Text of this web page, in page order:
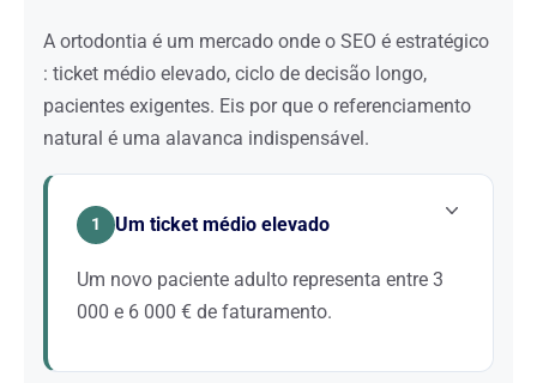
A ortodontia é um mercado onde o SEO é estratégico
: ticket médio elevado, ciclo de decisão longo,
pacientes exigentes. Eis por que o referenciamento
natural é uma alavanca indispensável.
1 Um ticket médio elevado
Um novo paciente adulto representa entre 3
000 e 6 000 € de faturamento.
Ao contrário de outros setores, cada novo paciente